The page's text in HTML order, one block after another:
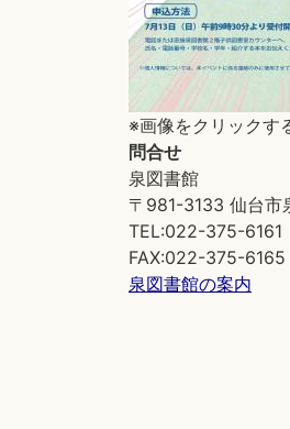
※画像をクリックす
問合せ
泉図書館
〒981-3133 仙台市
TEL:022-375-6161
FAX:022-375-6165
泉図書館の案内